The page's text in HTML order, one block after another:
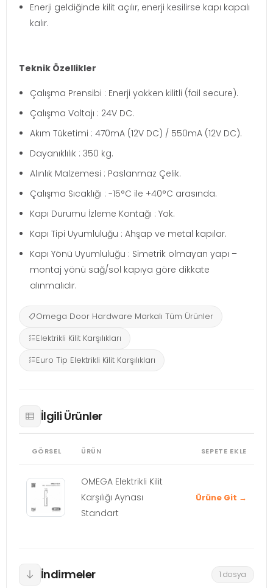
Enerji geldiğinde kilit açılır, enerji kesilirse kapı kapalı
kalır.
Teknik Özellikler
Çalışma Prensibi : Enerji yokken kilitli (fail secure).
Çalışma Voltajı : 24V DC.
Akım Tüketimi : 470mA (12V DC) / 550mA (12V DC).
Dayanıklılık : 350 kg.
Alınlık Malzemesi : Paslanmaz Çelik.
Çalışma Sıcaklığı : -15°C ile +40°C arasında.
Kapı Durumu İzleme Kontağı : Yok.
Kapı Tipi Uyumluluğu : Ahşap ve metal kapılar.
Kapı Yönü Uyumluluğu : Simetrik olmayan yapı –
montaj yönü sağ/sol kapıya göre dikkate
alınmalıdır.
Omega Door Hardware Markalı Tüm Ürünler
Elektrikli Kilit Karşılıkları
Euro Tip Elektrikli Kilit Karşılıkları
İlgili Ürünler
GÖRSEL ÜRÜN SEPETE EKLE
OMEGA Elektrikli Kilit
Karşılığı Aynası
Standart
Ürüne Git →
İndirmeler 1 dosya